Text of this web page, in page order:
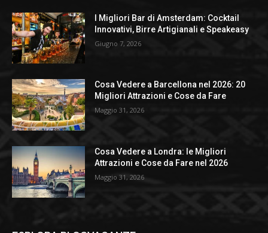
I Migliori Bar di Amsterdam: Cocktail
Innovativi, Birre Artigianali e Speakeasy
Giugno 7, 2026
Cosa Vedere a Barcellona nel 2026: 20
Migliori Attrazioni e Cose da Fare
Maggio 31, 2026
Cosa Vedere a Londra: le Migliori
Attrazioni e Cose da Fare nel 2026
Maggio 31, 2026